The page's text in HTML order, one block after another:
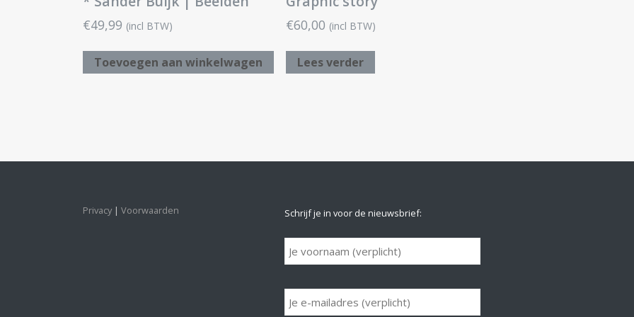
€49,99 (incl BTW)
Toevoegen aan winkelwagen
€60,00 (incl BTW)
Lees verder
Privacy Voorwaarden Schrijf je in voor de nieuwsbrief: